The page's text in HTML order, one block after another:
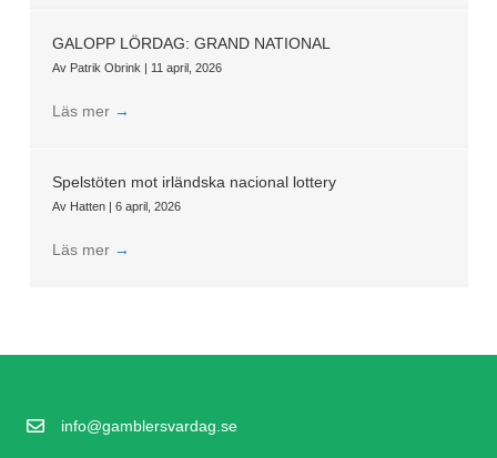
GALOPP LÖRDAG: GRAND NATIONAL
Av Patrik Obrink | 11 april, 2026
Läs mer →
Spelstöten mot irländska nacional lottery
Av Hatten | 6 april, 2026
Läs mer →
info@gamblersvardag.se